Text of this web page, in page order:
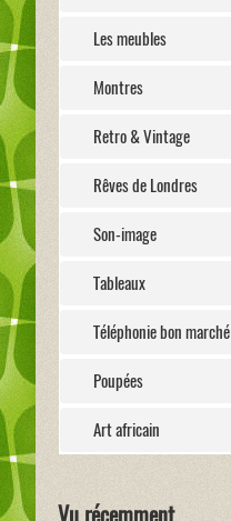
Les meubles
Montres
Retro & Vintage
Rêves de Londres
Son-image
Tableaux
Téléphonie bon marché
Poupées
Art africain
Vu récemment